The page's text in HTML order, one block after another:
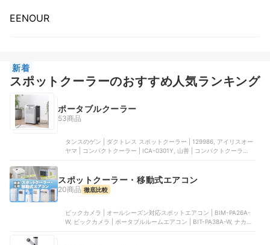
EENOUR
新着
スポットクーラーのおすすめ人気ランキング
ポータブルクーラー
53商品
タンスのゲン | ダクトレス スポットクーラー | 129986, アイリスオー
ヤマ | コンパクトクーラー | ICA-0301Y, 山善 | コンパクトクーラー |
スポットクーラー・移動式エアコン
20商品 徹底比較
ビックカメラ | オールシーズン対応スポットエアコン | BIM-PA26A-
W, ビックカメラ | ポータブルルームエアコン | BIT-PA38A-W, ナカト